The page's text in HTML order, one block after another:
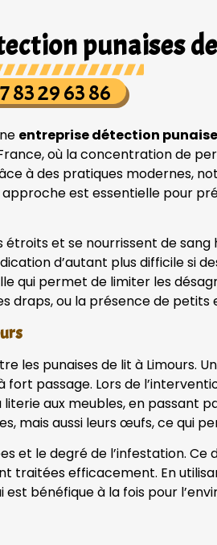
punaises
83 29 63 86
entreprise détection
où la concentration de
à des pratiques modernes,
est essentielle pour
étroits et se nourrissent de
d’autant plus difficile si
qui permet de limiter les
draps, ou la présence de
les punaises de lit à Limours.
passage. Lors de
literie aux meubles, en passant
mais aussi leurs œufs, ce qui
et le degré de l’infestation.
traitées efficacement. En
bénéfique à la fois pour